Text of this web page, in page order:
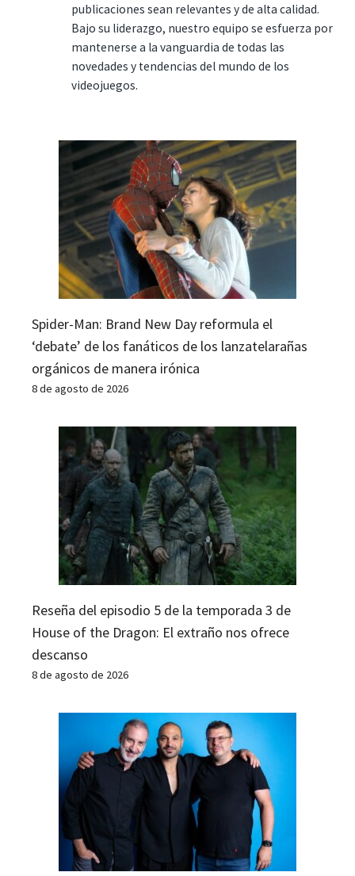
publicaciones sean relevantes y de alta calidad.
Bajo su liderazgo, nuestro equipo se esfuerza por
mantenerse a la vanguardia de todas las
novedades y tendencias del mundo de los
videojuegos.
Spider-Man: Brand New Day reformula el
‘debate’ de los fanáticos de los lanzatelarañas
orgánicos de manera irónica
8 de agosto de 2026
Reseña del episodio 5 de la temporada 3 de
House of the Dragon: El extraño nos ofrece
descanso
8 de agosto de 2026